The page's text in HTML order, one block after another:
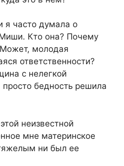
я часто думала о
Кто она? Почему
молодая
ответственности?
с нелегкой
бедность решила
неизвестной
мне материнское
ни был ее